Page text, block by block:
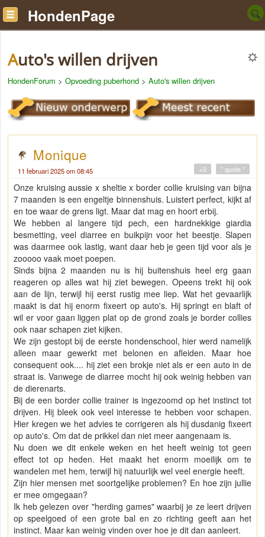
HondenPage
Auto's willen drijven
HondenForum > Opvoeding puberhond > Auto's willen drijven
Monique
11 februari 2025 om 08:45 " quote "
+0
Onze kruising aussie x sheltie x border collie kruising van bijna
7 maanden is een engeltje binnenshuis. Luistert perfect, kijkt af
en toe waar de grens ligt. Maar dat mag en hoort erbij.
We hebben al langere tijd pech, een hardnekkige giardia
besmetting, veel diarree en buikpijn voor het beestje. Slapen
was daarmee ook lastig, want daar heb je geen tijd voor als je
zooooo vaak moet poepen.
Sinds bijna 2 maanden nu is hij buitenshuis heel erg gaan
reageren op alles wat hij ziet bewegen. Opeens trekt hij ook
aan de lijn, terwijl hij eerst rustig mee liep. Wat het gevaarlijk
maakt is dat hij enorm fixeert op auto's. Hij springt en blaft of
wil er voor gaan liggen plat op de grond zoals je border collies
ook naar schapen ziet kijken.
We zijn gestopt bij de eerste hondenschool, hier werd namelijk
alleen maar gewerkt met belonen en afleiden. Maar hoe
consequent ook.... hij ziet een brokje niet als er een auto in de
straat is. Vanwege de diarree mocht hij ook weinig hebben van
de dierenarts.
Bij de een border collie trainer is ingezoomd op het instinct tot
drijven. Hij bleek ook veel interesse te hebben voor schapen.
Hier kregen we het advies te corrigeren als hij dusdanig fixeert
op auto's. Om dat de prikkel dan niet meer aangenaam is.
Nu doen we dit enkele weken en het heeft weinig tot geen
effect tot op heden. Het maakt het enorm moeilijk om te
wandelen met hem, terwijl hij natuurlijk wel veel energie heeft.
Zijn hier mensen met soortgelijke problemen? En hoe zijn jullie
er mee omgegaan?
Ik heb gelezen over "herding games" waarbij je ze leert drijven
op speelgoed of een grote bal en zo richting geeft aan het
instinct. Maar kan weinig vinden over hoe je dit dan aanleert.